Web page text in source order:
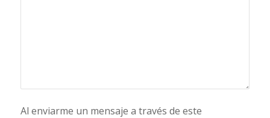
Al enviarme un mensaje a través de este